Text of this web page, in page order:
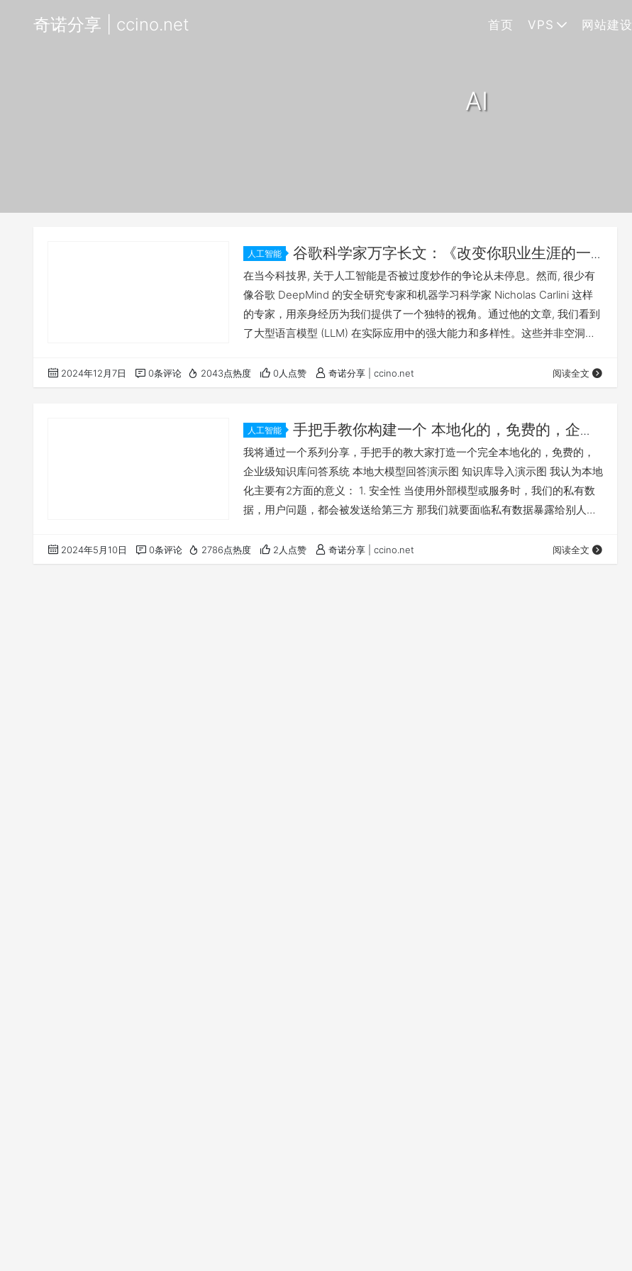
奇诺分享 | ccino.net 首页 VPS 网站建设
AI
人工智能
谷歌科学家万字长文：《改变你职业生涯的一
篇文章，我如何运用人工智能完成工作》建议每个人都
要读一遍
在当今科技界, 关于人工智能是否被过度炒作的争论从未停息。然而, 很少有
像谷歌 DeepMind 的安全研究专家和机器学习科学家 Nicholas Carlini 这样
的专家，用亲身经历为我们提供了一个独特的视角。通过他的文章, 我们看到
了大型语言模型 (LLM) 在实际应用中的强大能力和多样性。这些并非空洞的
近, Carlini 本人亲自撰写了一篇长达万字的文章, 详细介绍了他如何在日常生
活和工作中使用 AI。这篇洞察力十足的文章不仅展示了 …
2024年12月7日 0条评论 2043点热度 0人点赞 奇诺分享 | ccino.net 阅读全文
人工智能
手把手教你构建一个 本地化的，免费的，企业
级的，AI大模型知识库问答系统
我将通过一个系列分享，手把手的教大家打造一个完全本地化的，免费的，
企业级知识库问答系统 本地大模型回答演示图 知识库导入演示图 我认为本地
化主要有2方面的意义： 1. 安全性 当使用外部模型或服务时，我们的私有数
据，用户问题，都会被发送给第三方 那我们就要面临私有数据暴露给别人的
随着我们的业务发展，如果模型不能很好的满足我们需求的时候 我们可以很
方便的对本地模型其进行微调 以达到更好的适配 这样就既兼顾了安全，又兼
2024年5月10日 0条评论 2786点热度 2人点赞 奇诺分享 | ccino.net 阅读全文